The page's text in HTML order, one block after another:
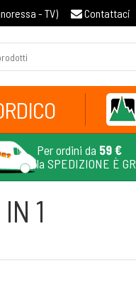
- TV) Contattaci
Per ordini da 59 €
la SPEDIZIONE È
1